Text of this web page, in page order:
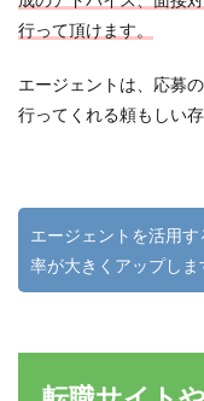
行って頂けます。
エージェントは、応募
行ってくれる頼もしい存
エージェントを活用
率が大きくアップしま